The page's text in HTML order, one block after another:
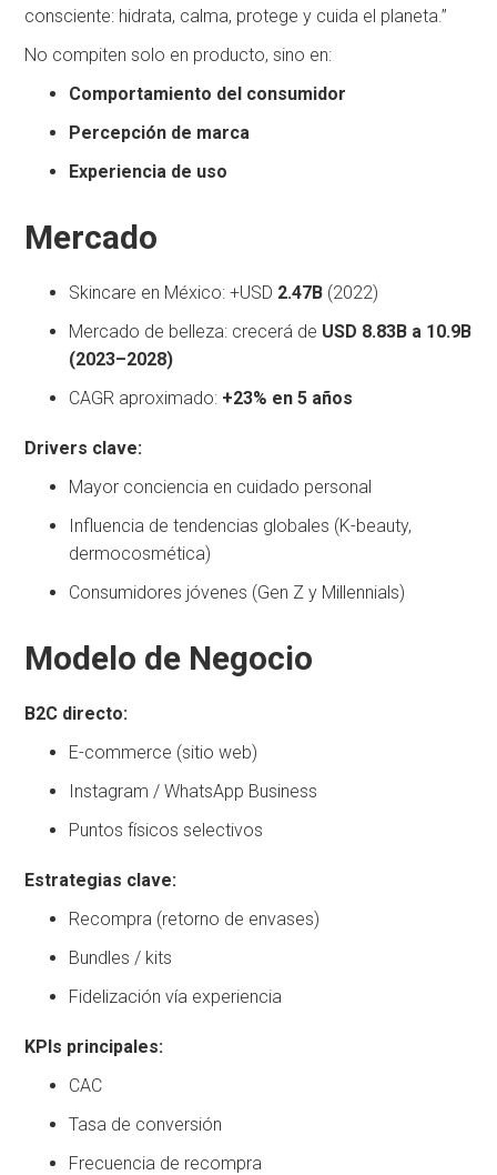
consciente: hidrata, calma, protege y cuida el planeta.”
No compiten solo en producto, sino en:
Comportamiento del consumidor
Percepción de marca
Experiencia de uso
Mercado
Skincare en México: +USD 2.47B (2022)
Mercado de belleza: crecerá de USD 8.83B a 10.9B
(2023–2028)
CAGR aproximado: +23% en 5 años
Drivers clave:
Mayor conciencia en cuidado personal
Influencia de tendencias globales (K-beauty,
dermocosmética)
Consumidores jóvenes (Gen Z y Millennials)
Modelo de Negocio
B2C directo:
E-commerce (sitio web)
Instagram / WhatsApp Business
Puntos físicos selectivos
Estrategias clave:
Recompra (retorno de envases)
Bundles / kits
Fidelización vía experiencia
KPIs principales:
CAC
Tasa de conversión
Frecuencia de recompra